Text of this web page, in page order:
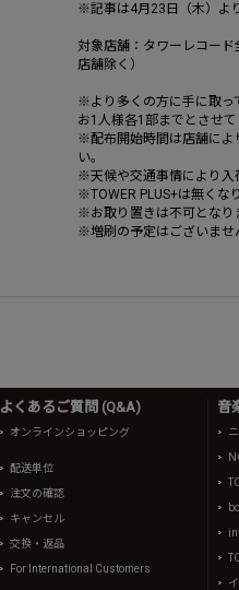
※記事は4月23日（木）よ
対象店舗：タワーレコー
店舗除く）
※より多くの方に手に取っ
お1人様各1部までとさせ
※配布開始時間は店舗によ
い。
※天候や交通事情により入
※TOWER PLUS+は無くな
※お取り置きは不可となり
※増刷の予定はございませ
よくあるご質問 (Q&A)
オンラインショッピング
配送単位
注文の確認
キャンセル
交換・返品
For International Customers
音